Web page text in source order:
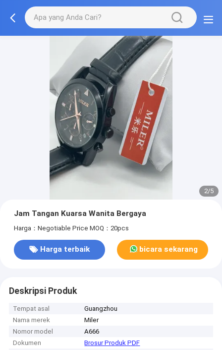
2/5
Jam Tangan Kuarsa Wanita Bergaya
Harga：Negotiable Price MOQ：20pcs
Harga terbaik bicara sekarang
Deskripsi Produk
Tempat asal
Guangzhou
Nama merek
Miler
Nomor model
A666
Dokumen
Brosur Produk PDF